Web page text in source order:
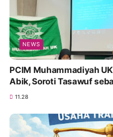
NEWS
PCIM Muhammadiyah
Abik, Soroti Tasawuf
11.28